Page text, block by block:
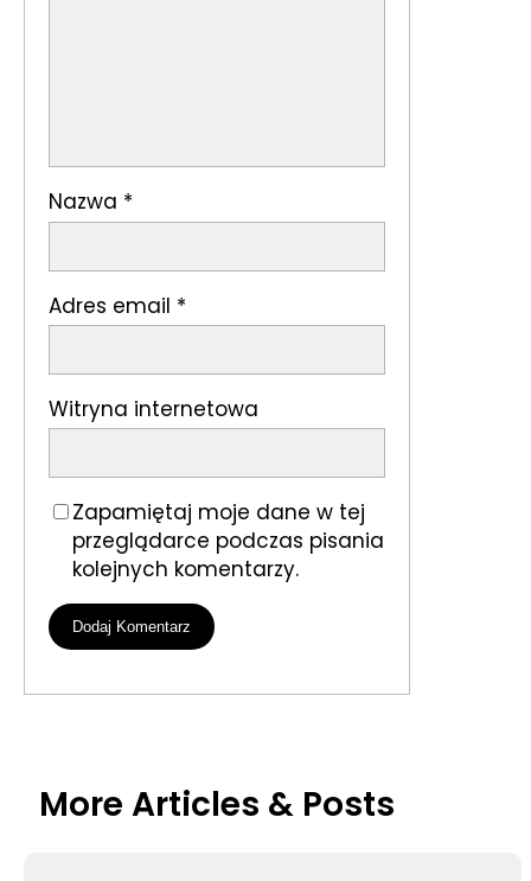
Nazwa *
Adres email *
Witryna internetowa
Zapamiętaj moje dane w tej
przeglądarce podczas pisania
kolejnych komentarzy.
More Articles & Posts